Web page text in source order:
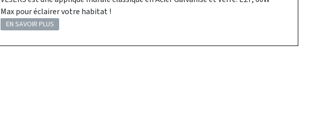
Max pour éclairer votre habitat !
EN SAVOIR PLUS